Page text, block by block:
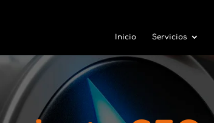
Inicio Servicios